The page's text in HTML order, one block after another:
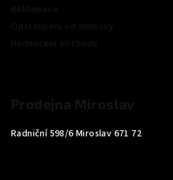
Radniční 598/6 Miroslav 671 72